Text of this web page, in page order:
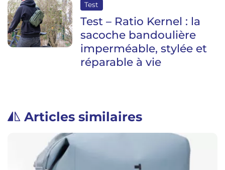
Test
Test – Ratio Kernel : la
sacoche bandoulière
imperméable, stylée et
réparable à vie
Articles similaires